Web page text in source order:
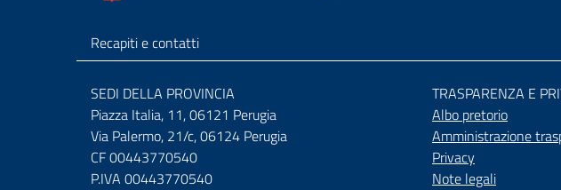
Recapiti e contatti
SEDI DELLA PROVINCIA
Piazza Italia, 11, 06121 Perugia
Via Palermo, 21/c, 06124 Perugia
CF 00443770540
P.IVA 00443770540
TRASPARENZA E
Albo pretorio
Amministrazione
Privacy
Note legali